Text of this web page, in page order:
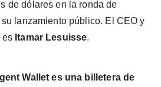
de dólares en la ronda de
lanzamiento público. El CEO y
es Itamar Lesuisse.
Wallet es una billetera de